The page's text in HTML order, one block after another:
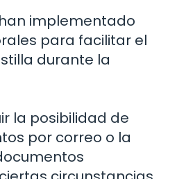
implementado
para facilitar el
durante la
la posibilidad de
por correo o la